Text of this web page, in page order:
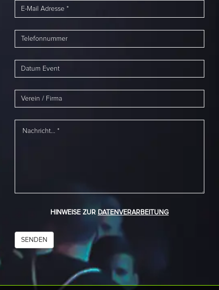
HINWEISE ZUR DATENVERARBEITUNG